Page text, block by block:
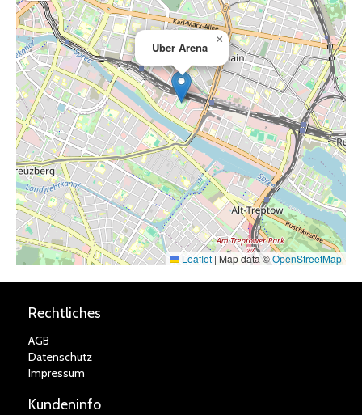
Uber Arena
×
Leaflet | Map data ©OpenStreetMap
Rechtliches
AGB
Datenschutz
Impressum
Kundeninfo